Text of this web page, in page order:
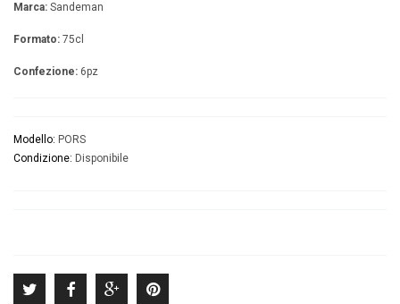
Marca: Sandeman
Formato: 75cl
Confezione: 6pz
Modello: PORS
Condizione: Disponibile